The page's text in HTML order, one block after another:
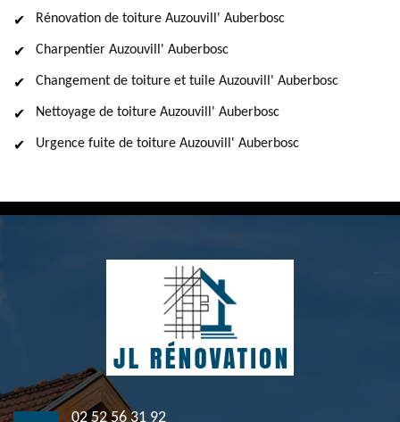
Rénovation de toiture Auzouvill' Auberbosc
Charpentier Auzouvill' Auberbosc
Changement de toiture et tuile Auzouvill' Auberbosc
Nettoyage de toiture Auzouvill' Auberbosc
Urgence fuite de toiture Auzouvill' Auberbosc
02 52 56 31 92